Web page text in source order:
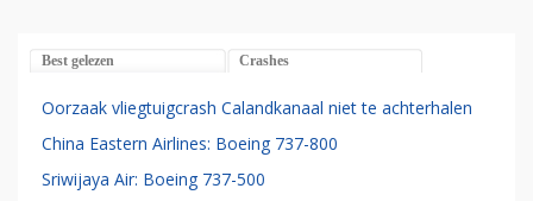
Best gelezen Crashes
Oorzaak vliegtuigcrash Calandkanaal niet te achterhalen
China Eastern Airlines: Boeing 737-800
Sriwijaya Air: Boeing 737-500